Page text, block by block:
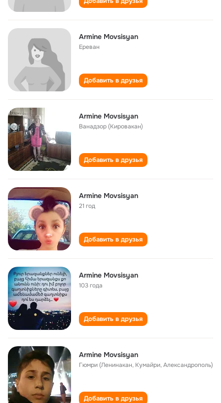
Armine Movsisyan
Ереван
Добавить в друзья
Armine Movsisyan
Ванадзор (Кировакан)
Добавить в друзья
Armine Movsisyan
21 год
Добавить в друзья
Armine Movsisyan
103 года
Добавить в друзья
Armine Movsisyan
Гюмри (Ленинакан, Кумайри, Александрополь)
Добавить в друзья